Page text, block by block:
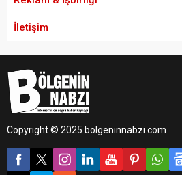
İletişim
Copyright © 2025 bolgeninnabzi.com